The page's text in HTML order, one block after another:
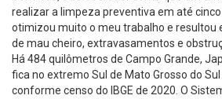
realizar a limpeza preventiva em até cinco
otimizou muito o meu trabalho e resultou
de mau cheiro, extravasamentos e
Há 484 quilômetros de Campo Grande,
fica no extremo Sul de Mato Grosso do
conforme censo do IBGE de 2020. O